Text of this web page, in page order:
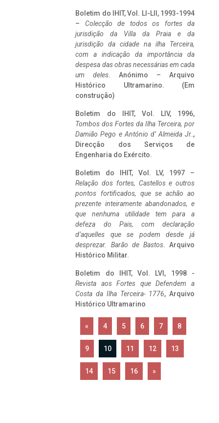
Boletim do IHIT, Vol. LI-LII, 1993-1994
– Colecção de todos os fortes da
jurisdição da Villa da Praia e da
jurisdição da cidade na ilha Terceira,
com a indicação da importância da
despesa das obras necessárias em cada
um deles. Anónimo – Arquivo
Histórico Ultramarino. (Em
construção)
Boletim do IHIT, Vol. LIV, 1996,
Tombos dos Fortes da Ilha Terceira, por
Damião Pego e António d’ Almeida Jr.,
Direcção dos Serviços de
Engenharia do Exército.
Boletim do IHIT, Vol. LV, 1997 –
Relação dos fortes, Castellos e outros
pontos fortificados, que se achão ao
prezente inteiramente abandonados, e
que nenhuma utilidade tem para a
defeza do Pais, com declaração
d’aquelles que se podem desde já
desprezar. Barão de Bastos. Arquivo
Histórico Militar.
Boletim do IHIT, Vol. LVI, 1998 -
Revista aos Fortes que Defendem a
Costa da Ilha Terceira- 1776, Arquivo
Histórico Ultramarino
« 4 5 6 7 8
9 10 11 12 13
14 15 16 »